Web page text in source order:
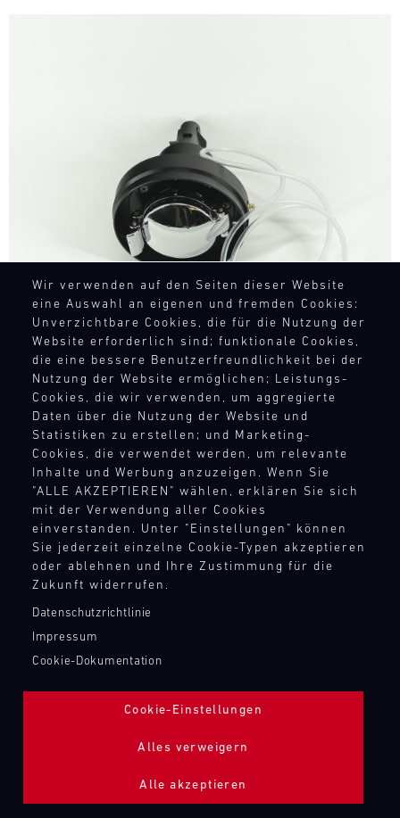
Wir verwenden auf den Seiten dieser Website
eine Auswahl an eigenen und fremden Cookies:
Unverzichtbare Cookies, die für die Nutzung der
Website erforderlich sind; funktionale Cookies,
die eine bessere Benutzerfreundlichkeit bei der
Nutzung der Website ermöglichen; Leistungs-
Cookies, die wir verwenden, um aggregierte
Daten über die Nutzung der Website und
Statistiken zu erstellen; und Marketing-
Cookies, die verwendet werden, um relevante
Inhalte und Werbung anzuzeigen. Wenn Sie
"ALLE AKZEPTIEREN" wählen, erklären Sie sich
mit der Verwendung aller Cookies
einverstanden. Unter "Einstellungen" können
Sie jederzeit einzelne Cookie-Typen akzeptieren
oder ablehnen und Ihre Zustimmung für die
Zukunft widerrufen.
Datenschutzrichtlinie
Impressum
Cookie-Dokumentation
Cookie-Einstellungen
Alles verweigern
Alle akzeptieren
TANKBEFÜLLUNG ZAPFPISTOLE
Bild